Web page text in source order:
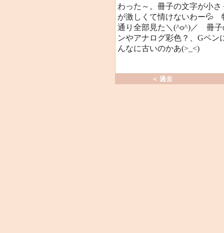
わった～。冊子の文字が小
が激しくて情けないわー💦
通り全部見た＼(^o^)／ 冊子
ンやアナログ彩色？、Gペン
んなに古いのかあ(>_<)
＜ 過去